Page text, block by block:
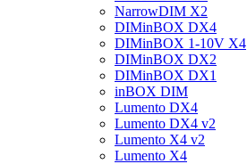
NarrowDIM X2
DIMinBOX DX4
DIMinBOX 1-10V X4
DIMinBOX DX2
DIMinBOX DX1
inBOX DIM
Lumento DX4
Lumento DX4 v2
Lumento X4 v2
Lumento X4